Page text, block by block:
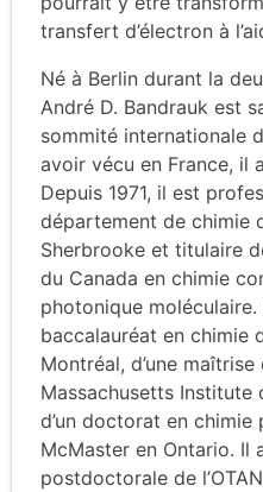
transfert d’électron à
Né à Berlin durant la
André D. Bandrauk est
sommité internationale
avoir vécu en France, il
Depuis 1971, il est
département de chimie
Sherbrooke et titulaire
du Canada en chimie
photonique moléculaire.
baccalauréat en chimie
Montréal, d’une
Massachusetts Institute
d’un doctorat en chimie
McMaster en Ontario. Il
postdoctorale de